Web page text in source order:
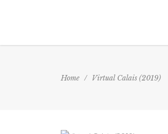
Home / Virtual Calais (2019)